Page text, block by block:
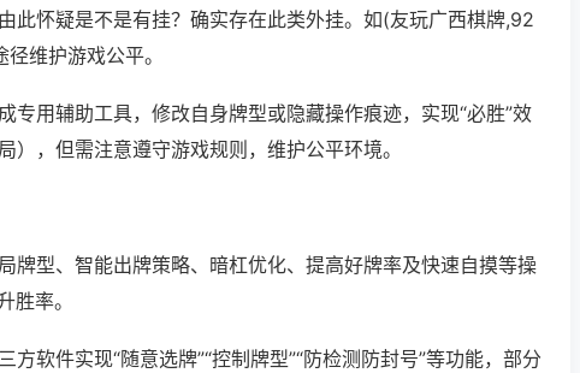
此怀疑是不是有挂？确实存在此类外挂。如(友玩广西棋牌,92
维护游戏公平。
专用辅助工具，修改自身牌型或隐藏操作痕迹，实现“必胜”效
），但需注意遵守游戏规则，维护公平环境。
牌型、智能出牌策略、暗杠优化、提高好牌率及快速自摸等操
胜率。
软件实现“随意选牌”“控制牌型”“防检测防封号”等功能，部分